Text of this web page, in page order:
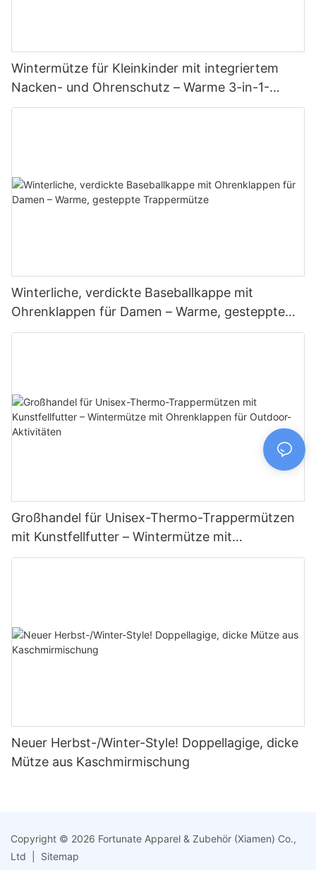
Wintermütze für Kleinkinder mit integriertem
Nacken- und Ohrenschutz – Warme 3-in-1-
Babymütze im Trapper-Stil
Winterliche, verdickte Baseballkappe mit
Ohrenklappen für Damen – Warme, gesteppte
Trappermütze
Großhandel für Unisex-Thermo-Trappermützen
mit Kunstfellfutter – Wintermütze mit
Ohrenklappen für Outdoor-Aktivitäten
Neuer Herbst-/Winter-Style! Doppellagige, dicke
Mütze aus Kaschmirmischung
Copyright © 2026 Fortunate Apparel & Zubehör (Xiamen) Co.,
Ltd |
Sitemap